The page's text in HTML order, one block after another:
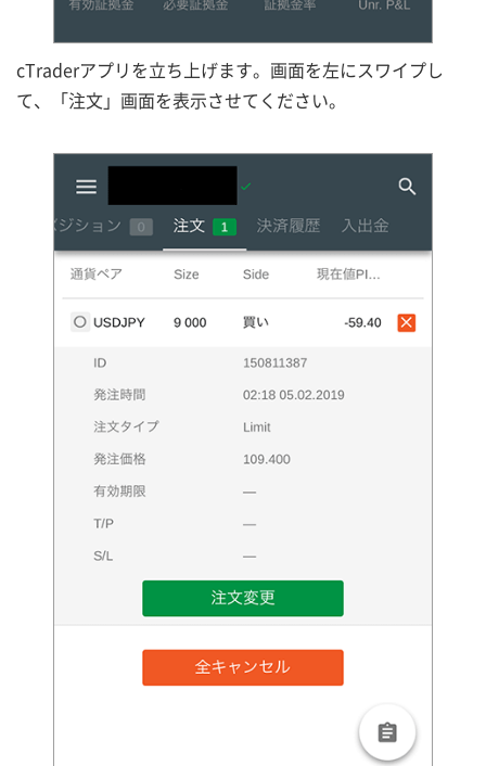
cTraderアプリを立ち上げます。画面を左にスワイプし
て、「注文」画面を表示させてください。